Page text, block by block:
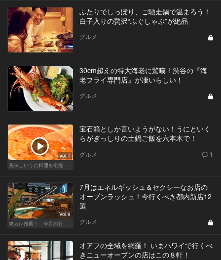
ふたりでしっぽり、ご馳走鍋で温まろう！
白子入りの贅沢“ふぐしゃぶ”が絶品
グルメ
30cm超えの特大海老に驚嘆！渋谷の『海
老フライ専門店』が凄いらしい！
グルメ
Vol.1
宝石箱としか言いようがない！うにといく
らがぎっしりの土鍋ご飯を六本木で！
グルメ 1
Vol.9
7月はエネルギッシュ＆セクシーなお店の
オープンラッシュ！今行くべき都内新店12
選
グルメ
オアフの全域を網羅！ いまハワイで行くべ
きニューオープンの店はこの８軒！